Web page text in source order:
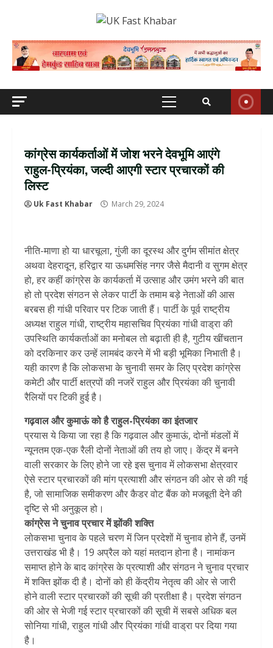
Primary
कांग्रेस कार्यकर्ताओं में जोश भरने देवभूमि आएंगे
राहुल-प्रियंका, जल्दी आएगी स्टार प्रचारकों की
लिस्ट
Uk Fast Khabar March 29, 2024
नीति-माणा हो या धारचूला, गुंजी का दूरस्थ और दुर्गम सीमांत क्षेत्र
अथवा देहरादून, हरिद्वार या ऊधमसिंह नगर जैसे मैदानी व सुगम क्षेत्र
हो, हर कहीं कांग्रेस के कार्यकर्ता में उत्साह और उमंग भरने की बात
हो तो प्रदेश संगठन से लेकर पार्टी के तमाम बड़े नेताओं की आस
बरबस ही गांधी परिवार पर टिक जाती हैं। पार्टी के पूर्व राष्ट्रीय
अध्यक्ष राहुल गांधी, राष्ट्रीय महासचिव प्रियंका गांधी वाड्रा की
उपस्थिति कार्यकर्ताओं का मनोबल तो बढ़ाती ही है, गुटीय खींचतान
को दरकिनार कर उन्हें लामबंद करने में भी बड़ी भूमिका निभाती है।
यही कारण है कि लोकसभा के चुनावी समर के लिए प्रदेश कांग्रेस
कमेटी और पार्टी क्षत्रपों की नजरें राहुल और प्रियंका की चुनावी
रैलियों पर टिकी हुई है।
गढ़वाल और कुमाऊं को है राहुल-प्रियंका का इंतजार
प्रयास ये किया जा रहा है कि गढ़वाल और कुमाऊं, दोनों मंडलों में
न्यूनतम एक-एक रैली दोनों नेताओं की तय हो जाए। केंद्र में बनने
वाली सरकार के लिए होने जा रहे इस चुनाव में लोकसभा क्षेत्रवार
ऐसे स्टार प्रचारकों की मांग प्रत्याशी और संगठन की ओर से की गई
है, जो सामाजिक समीकरण और कैडर वोट बैंक को मजबूती देने की
दृष्टि से भी अनुकूल हो।
कांग्रेस ने चुनाव प्रचार में झोंकी शक्ति
लोकसभा चुनाव के पहले चरण में जिन प्रदेशों में चुनाव होने हैं, उनमें
उत्तराखंड भी है। 19 अप्रैल को यहां मतदान होना है। नामांकन
समाप्त होने के बाद कांग्रेस के प्रत्याशी और संगठन ने चुनाव प्रचार
में शक्ति झोंक दी है। दोनों को ही केंद्रीय नेतृत्व की ओर से जारी
होने वाली स्टार प्रचारकों की सूची की प्रतीक्षा है। प्रदेश संगठन
की ओर से भेजी गई स्टार प्रचारकों की सूची में सबसे अधिक बल
सोनिया गांधी, राहुल गांधी और प्रियंका गांधी वाड्रा पर दिया गया
है।